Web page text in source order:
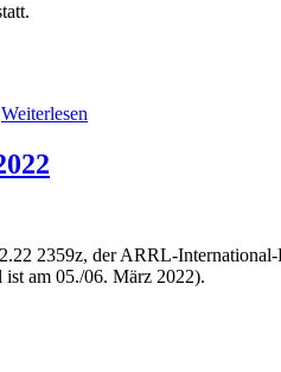
Weiterlesen
2359z, der ARRL-
am 05./06. März 2022).